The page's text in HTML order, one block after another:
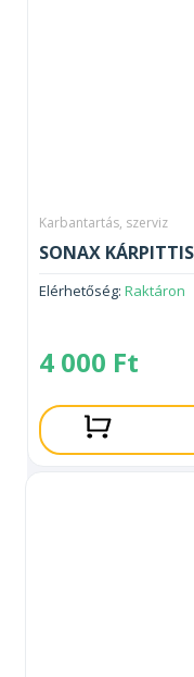
Karbantartás, szerviz
SONAX
Elérhetőség: Raktáron
4 000 Ft